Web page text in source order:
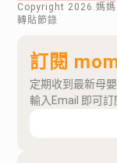
Copyright 2026 .媽
轉貼節錄
訂閱
定期收到最新母
輸入Email 即可